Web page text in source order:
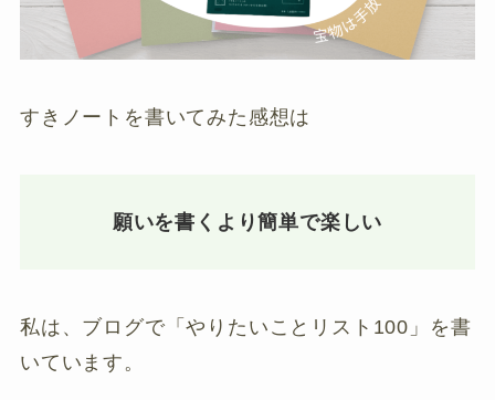
すきノートを書いてみた感想は
願いを書くより簡単で楽しい
私は、ブログで「やりたいことリスト100」を書
いています。